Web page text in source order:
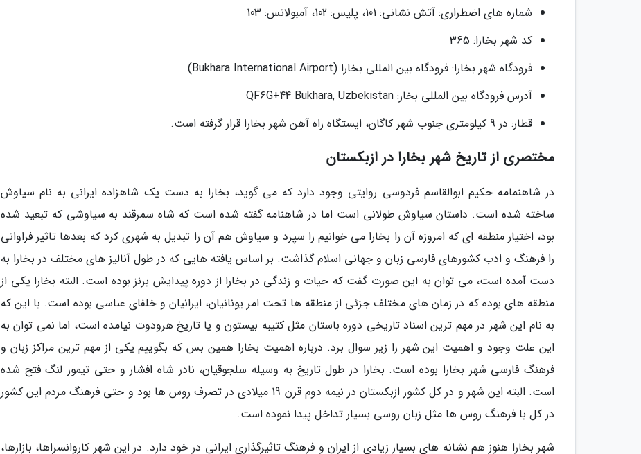
شماره های اضطراری: آتش نشانی: 101، پلیس: 102، آمبولانس: 103
کد شهر بخارا: 365
فرودگاه شهر بخارا: فرودگاه بین المللی بخارا (Bukhara International Airport)
آدرس فرودگاه بین المللی بخار: QF6G+44 Bukhara, Uzbekistan
قطار: در 9 کیلومتری جنوب شهر کاگان، ایستگاه راه آهن شهر بخارا قرار گرفته است.
مختصری از تاریخ شهر بخارا در ازبکستان
در شاهنمامه حکیم ابوالقاسم فردوسی روایتی وجود دارد که می گوید، بخارا به دست یک شاهزاده ایرانی به نام سیاوش
ساخته شده است. داستان سیاوش طولانی است اما در شاهنامه گفته شده است که شاه سمرقند به سیاوشی که تبعید شده
بود، اختیار منطقه ای که امروزه آن را بخارا می خوانیم را سپرد و سیاوش هم آن را تبدیل به شهری کرد که بعدها تاثیر فراوانی
را فرهنگ و ادب کشورهای فارسی زبان و جهانی اسلام گذاشت. بر اساس یافته هایی که در طول آنالیز های مختلف در بخارا به
دست آمده است، می توان به این صورت گفت که حیات و زندگی در بخارا از دوره پیدایش برنز بوده است. البته بخارا یکی از
منطقه های بوده که در زمان های مختلف جزئی از منطقه ها تحت امر یونانیان، ایرانیان و خلفای عباسی بوده است. با این که
به نام این شهر در مهم ترین اسناد تاریخی دوره باستان مثل کتیبه بیستون و یا تاریخ هرودوت نیامده است، اما نمی توان به
این علت وجود و اهمیت این شهر را زیر سوال برد. درباره اهمیت بخارا همین بس که بگوییم یکی از مهم ترین مراکز زبان و
فرهنگ فارسی شهر بخارا بوده است. بخارا در طول تاریخ به وسیله سلجوقیان، نادر شاه افشار و حتی تیمور لنگ فتح شده
است. البته این شهر و در کل کشور ازبکستان در نیمه دوم قرن 19 میلادی در تصرف روس ها بود و حتی فرهنگ مردم این کشور
در کل با فرهنگ روس ها مثل زبان روسی بسیار تداخل پیدا نموده است.
شهر بخارا هنوز هم نشانه های بسیار زیادی از ایران و فرهنگ تاثیرگذاری ایرانی در خود دارد. در این شهر کاروانسراها، بازارها،